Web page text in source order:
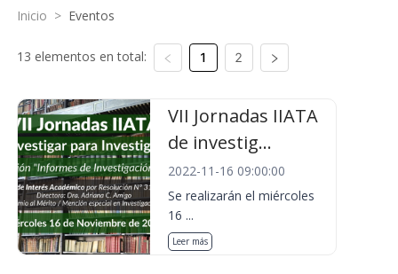
Inicio > Eventos
13 elementos en total: 1 2
VII Jornadas IIATA
de investig...
2022-11-16 09:00:00
Se realizarán el miércoles
16 ...
Leer más